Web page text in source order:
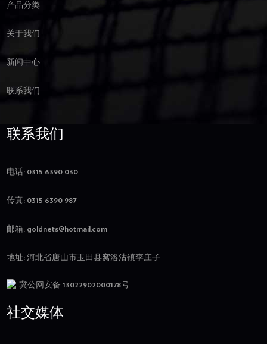
产品分类
关于我们
新闻中心
联系我们
联系我们
电话: 0315 6390 030
传真: 0315 6390 987
邮箱: goldnets@hotmail.com
地址: 河北省唐山市玉田县窝洛沽镇李庄子
冀公网安备 13022902000178号
社交媒体